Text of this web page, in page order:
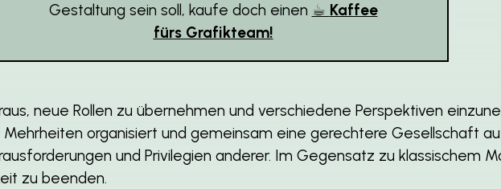
Gestaltung sein soll, kaufe doch einen ☕︎ Kaffee
fürs Grafikteam!
neue Rollen zu übernehmen und verschiedene Perspektiven
organisiert und gemeinsam eine gerechtere Gesellschaft
und Privilegien anderer. Im Gegensatz zu klassischem
zu beenden.